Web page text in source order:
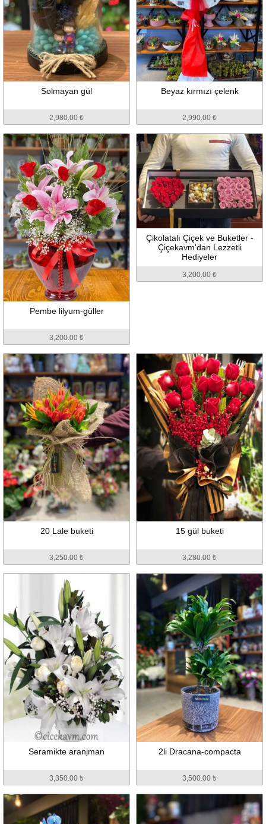
Solmayan gül
2,980.00 ₺
Beyaz kırmızı çelenk
2,990.00 ₺
Pembe lilyum-güller
3,200.00 ₺
Çikolatalı Çiçek ve Buketler -
Çiçekavm'dan Lezzetli
Hediyeler
3,200.00 ₺
20 Lale buketi
3,250.00 ₺
15 gül buketi
3,280.00 ₺
Seramikte aranjman
3,350.00 ₺
2li Dracana-compacta
3,500.00 ₺